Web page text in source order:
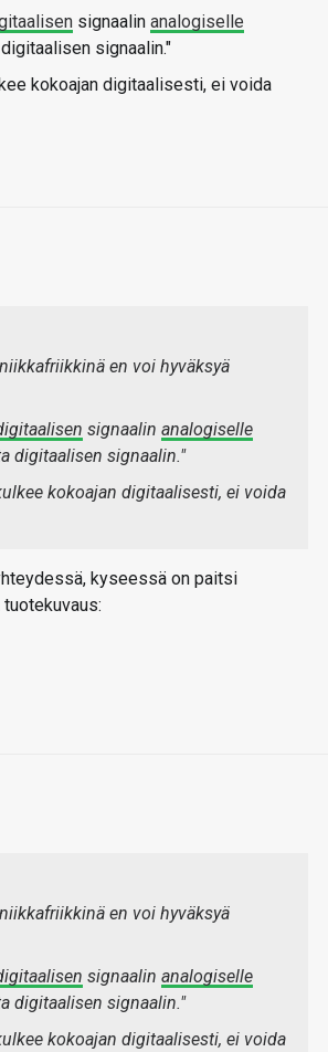
signaalin analogiselle
signaalin."
kokoajan digitaalisesti, ei voida
en voi hyväksyä
signaalin analogiselle
digitaalisen signaalin."
kokoajan digitaalisesti, ei voida
kyseessä on paitsi
en voi hyväksyä
signaalin analogiselle
digitaalisen signaalin."
kokoajan digitaalisesti, ei voida